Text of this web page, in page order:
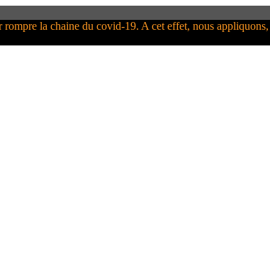
la chaine du covid-19. A cet effet, nous